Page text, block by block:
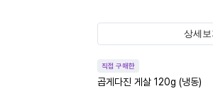
상세보
직접 구매한
곱게다진 게살 120g (냉동)